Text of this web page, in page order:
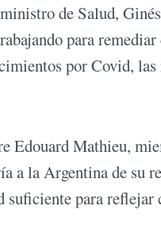
de Salud,
para
por Covid,
Edouard Mathieu,
a la Argentina de su
para reflejar